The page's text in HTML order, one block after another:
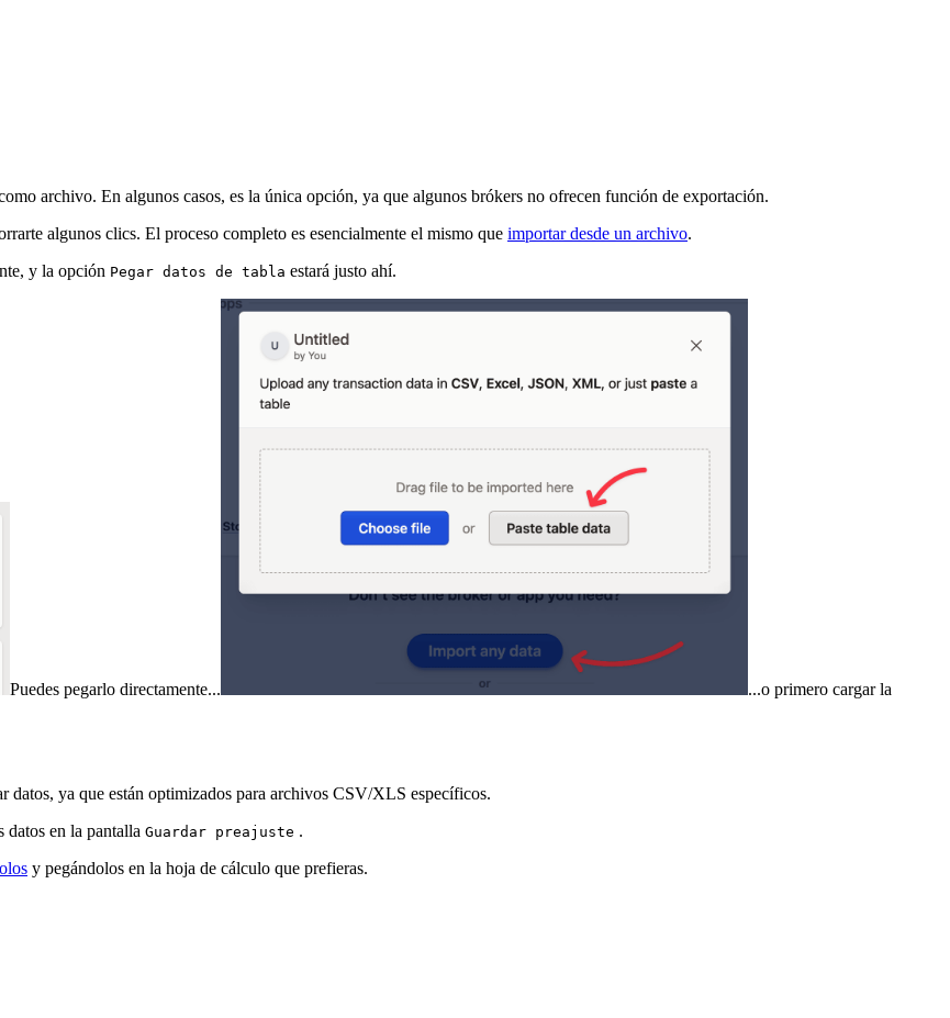
archivo. En algunos casos, es la única opción, ya que algunos brókers no ofrecen función de exportación.
algunos clics. El proceso completo es esencialmente el mismo que importar desde un archivo.
y la opción Pegar datos de tabla estará justo ahí.
Puedes pegarlo directamente...
...o primero cargar la
datos, ya que están optimizados para archivos CSV/XLS específicos.
datos en la pantalla Guardar preajuste .
y pegándolos en la hoja de cálculo que prefieras.